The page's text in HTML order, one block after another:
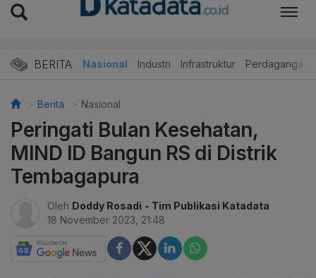
BERITA Nasional Industri Infrastruktur Perdagangan
Berita Nasional
Peringati Bulan Kesehatan,
MIND ID Bangun RS di Distrik
Tembagapura
Oleh Doddy Rosadi - Tim Publikasi Katadata
18 November 2023, 21:48